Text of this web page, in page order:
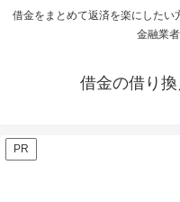
借金をまとめて返済を楽にしたい
金融業
借金の借り
PR